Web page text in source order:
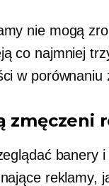
nie mogą
co najmniej
w porównaniu
zmęczeni
banery
reklamy,